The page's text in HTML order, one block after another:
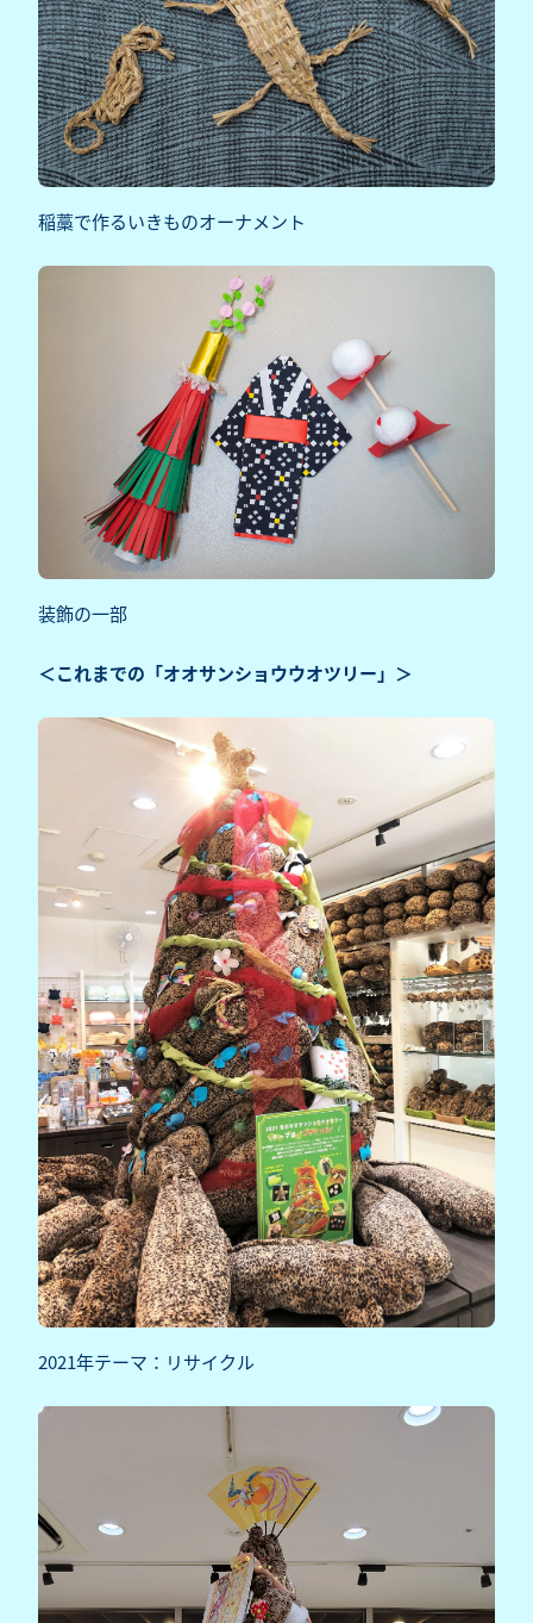
稲藁で作るいきものオーナメント
装飾の一部
＜これまでの「オオサンショウウオツリー」＞
2021年テーマ：リサイクル